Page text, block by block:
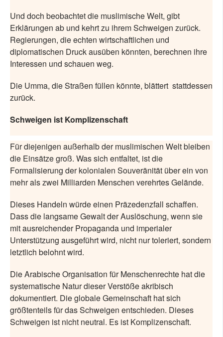
Und doch beobachtet die muslimische Welt, gibt
Erklärungen ab und kehrt zu ihrem Schweigen zurück.
Regierungen, die echten wirtschaftlichen und
diplomatischen Druck ausüben könnten, berechnen ihre
Interessen und schauen weg.
Die Umma, die Straßen füllen könnte, blättert stattdessen
zurück.
Schweigen ist Komplizenschaft
Für diejenigen außerhalb der muslimischen Welt bleiben
die Einsätze groß. Was sich entfaltet, ist die
Formalisierung der kolonialen Souveränität über ein von
mehr als zwei Milliarden Menschen verehrtes Gelände.
Dieses Handeln würde einen Präzedenzfall schaffen.
Dass die langsame Gewalt der Auslöschung, wenn sie
mit ausreichender Propaganda und imperialer
Unterstützung ausgeführt wird, nicht nur toleriert, sondern
letztlich belohnt wird.
Die Arabische Organisation für Menschenrechte hat die
systematische Natur dieser Verstöße akribisch
dokumentiert. Die globale Gemeinschaft hat sich
größtenteils für das Schweigen entschieden. Dieses
Schweigen ist nicht neutral. Es ist Komplizenschaft.